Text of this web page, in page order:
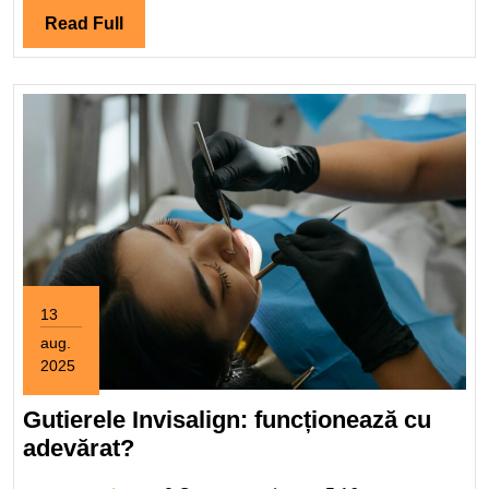
Read Full Read
Full
13
aug.
2025
august
2025
Gutierele Invisalign: funcționează cu
adevărat?Gutierele